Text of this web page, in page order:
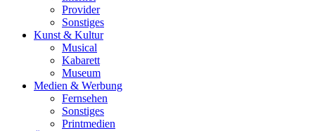
Provider
Sonstiges
Kunst & Kultur
Musical
Kabarett
Museum
Medien & Werbung
Fernsehen
Sonstiges
Printmedien